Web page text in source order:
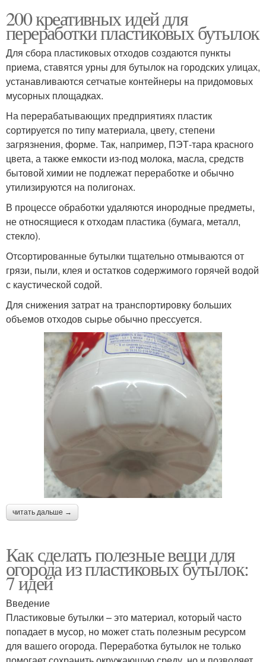
200 креативных идей для
переработки пластиковых бутылок
Для сбора пластиковых отходов создаются пункты
приема, ставятся урны для бутылок на городских улицах,
устанавливаются сетчатые контейнеры на придомовых
мусорных площадках.
На перерабатывающих предприятиях пластик
сортируется по типу материала, цвету, степени
загрязнения, форме. Так, например, ПЭТ-тара красного
цвета, а также емкости из-под молока, масла, средств
бытовой химии не подлежат переработке и обычно
утилизируются на полигонах.
В процессе обработки удаляются инородные предметы,
не относящиеся к отходам пластика (бумага, металл,
стекло).
Отсортированные бутылки тщательно отмываются от
грязи, пыли, клея и остатков содержимого горячей водой
с каустической содой.
Для снижения затрат на транспортировку больших
объемов отходов сырье обычно прессуется.
читать дальше →
Как сделать полезные вещи для
огорода из пластиковых бутылок:
7 идей
Введение
Пластиковые бутылки – это материал, который часто
попадает в мусор, но может стать полезным ресурсом
для вашего огорода. Переработка бутылок не только